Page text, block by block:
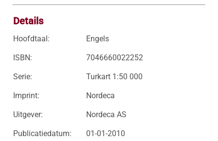
Details
Hoofdtaal: Engels
ISBN: 7046660022252
Serie: Turkart 1:50 000
Imprint: Nordeca
Uitgever: Nordeca AS
Publicatiedatum: 01-01-2010